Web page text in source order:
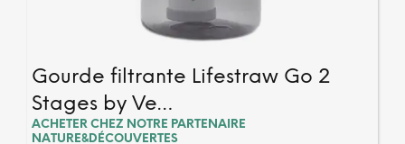
Gourde filtrante Lifestraw Go 2
Stages by Ve…
ACHETER CHEZ NOTRE PARTENAIRE
NATURE&DÉCOUVERTES